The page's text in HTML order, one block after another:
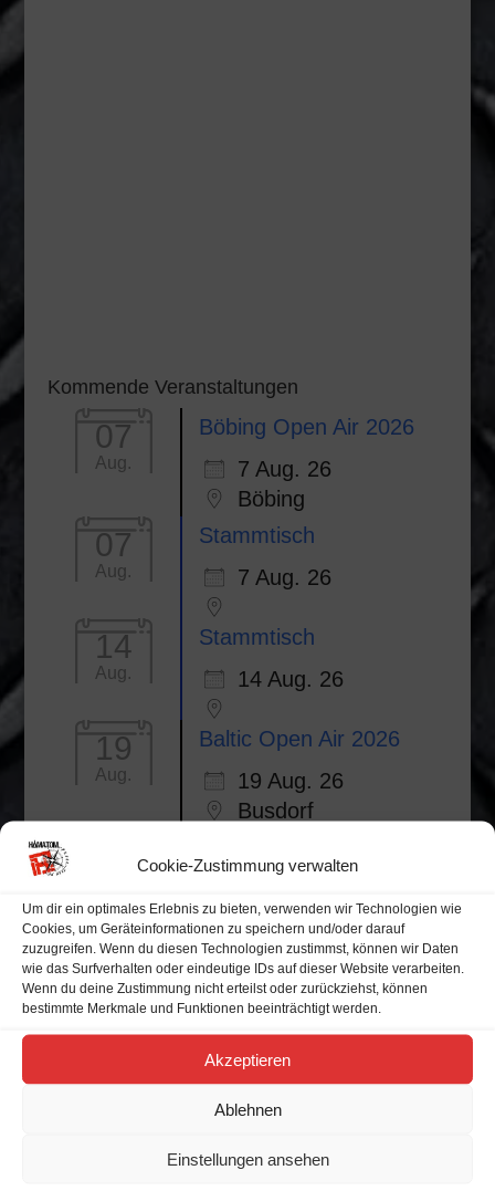
Cookie-Zustimmung verwalten
Um dir ein optimales Erlebnis zu bieten, verwenden wir Technologien wie
Cookies, um Geräteinformationen zu speichern und/oder darauf
zuzugreifen. Wenn du diesen Technologien zustimmst, können wir Daten
wie das Surfverhalten oder eindeutige IDs auf dieser Website verarbeiten.
Wenn du deine Zustimmung nicht erteilst oder zurückziehst, können
bestimmte Merkmale und Funktionen beeinträchtigt werden.
Akzeptieren
Ablehnen
Einstellungen ansehen
Kommende Veranstaltungen
07
Aug.
Böbing Open Air 2026
7 Aug. 26
Böbing
07
Aug.
Stammtisch
7 Aug. 26
14
Aug.
Stammtisch
14 Aug. 26
19
Aug.
Baltic Open Air 2026
19 Aug. 26
Busdorf
Alle Veranstaltungen
Veranstaltungskalender
D
29 30 31